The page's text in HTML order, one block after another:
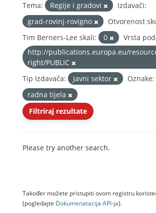
Tema: Regije i gradovi
Izdavači:
grad-rovinj-rovigno
Otvorenost
Tim Berners-Lee skali:
0
Vrsta
http://publications.europa.eu/
right/PUBLIC
Tip Izdavača:
Javni sektor
Oznake:
radna tijela
Filtriraj rezultate
Please try another search.
Također možete pristupiti ovom registru
(pogledajte Dokumenаtаcijа API-jа).